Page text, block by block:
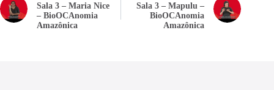
Sala 3 – Maria Nice
– BioOCAnomia
Amazônica
Sala 3 – Mapulu –
BioOCAnomia
Amazônica